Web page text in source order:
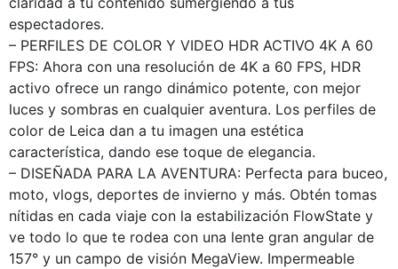
espectadores.
– PERFILES DE COLOR Y VIDEO HDR ACTIVO 4K A 60
FPS: Ahora con una resolución de 4K a 60 FPS, HDR
activo ofrece un rango dinámico potente, con mejor
luces y sombras en cualquier aventura. Los perfiles de
color de Leica dan a tu imagen una estética
característica, dando ese toque de elegancia.
– DISEÑADA PARA LA AVENTURA: Perfecta para buceo,
moto, vlogs, deportes de invierno y más. Obtén tomas
nítidas en cada viaje con la estabilización FlowState y
ve todo lo que te rodea con una lente gran angular de
157° y un campo de visión MegaView. Impermeable